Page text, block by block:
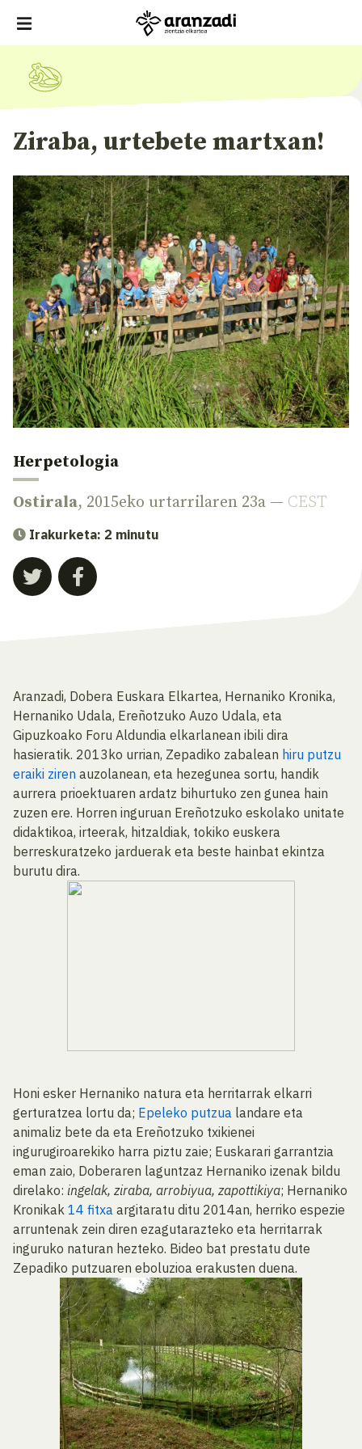
Ziraba, urtebete martxan!
Herpetologia
Ostirala, 2015eko urtarrilaren 23a — CEST
Irakurketa: 2 minutu
Aranzadi, Dobe­ra Euskara Elkartea, Hernaniko Kronika,
Hernaniko Udala, Ereñotzuko Auzo Udala, eta
Gipuzkoako Foru Aldundia elkarlanean ibili dira
hasieratik. 2013ko urrian, Zepadiko zabalean hiru putzu
eraiki ziren auzolanean, eta hezegunea sortu, handik
aurrera prioektuaren ardatz bihurtuko zen gunea hain
zuzen ere. Horren inguruan Ereñotzuko eskolako unitate
didaktikoa, irteerak, hitzaldiak, tokiko euskera
berreskuratzeko jarduerak eta beste hainbat ekintza
burutu dira.
Honi esker Hernaniko natura eta herritarrak elkarri
gerturatzea lortu da; Epeleko putzua landare eta
animaliz bete da eta Ereño­tzuko txikienei
ingurugiroarekiko harra piztu zaie; Euskarari garrantzia
eman zaio, Dobe­raren laguntzaz Hernaniko izenak bildu
direlako: ingelak, ziraba, arrobiyua, zapottikiya; Hernaniko
Kronikak 14 fitxa argitaratu ditu 2014an, herriko espezie
arruntenak zein diren ezagutarazteko eta herritarrak
inguruko naturan hezteko. Bideo bat prestatu dute
Zepadiko putzuaren eboluzioa erakusten duena.